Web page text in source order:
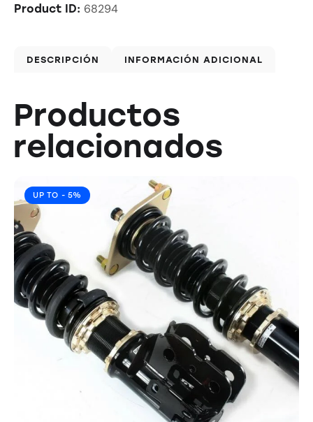
Product ID: 68294
DESCRIPCIÓN INFORMACIÓN ADICIONAL
Productos
relacionados
UP TO - 5%